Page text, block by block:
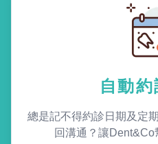
自動
總是記不得約診日期及定
回溝通？讓Dent&Co